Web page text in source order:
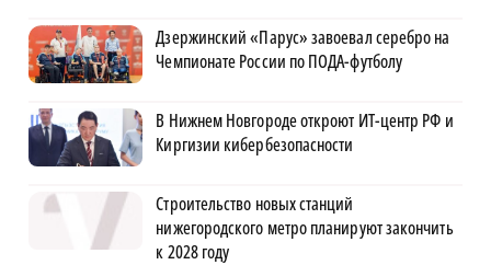
Дзержинский «Парус» завоевал серебро на
Чемпионате России по ПОДА-футболу
В Нижнем Новгороде откроют ИТ-центр РФ и
Киргизии кибербезопасности
Строительство новых станций
нижегородского метро планируют закончить
к 2028 году